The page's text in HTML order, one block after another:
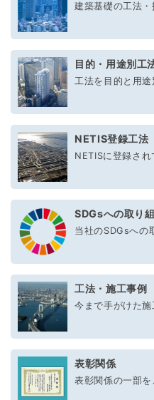
建築基礎の工法・
目的・用途別工
工法を目的と用途
NETIS登録工法
NETISに登録され
SDGsへの取り
当社のSDGsへの
工法・施工事例
今まで手がけた
表彰関係
表彰関係の一部を